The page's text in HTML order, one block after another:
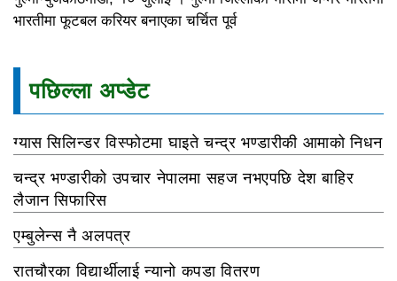
भारतीमा फूटबल करियर बनाएका चर्चित पूर्व
पछिल्ला अप्डेट
ग्यास सिलिन्डर विस्फोटमा घाइते चन्द्र भण्डारीकी आमाको निधन
चन्द्र भण्डारीको उपचार नेपालमा सहज नभएपछि देश बाहिर
लैजान सिफारिस
एम्बुलेन्स नै अलपत्र
रातचौरका विद्यार्थीलाई न्यानो कपडा वितरण